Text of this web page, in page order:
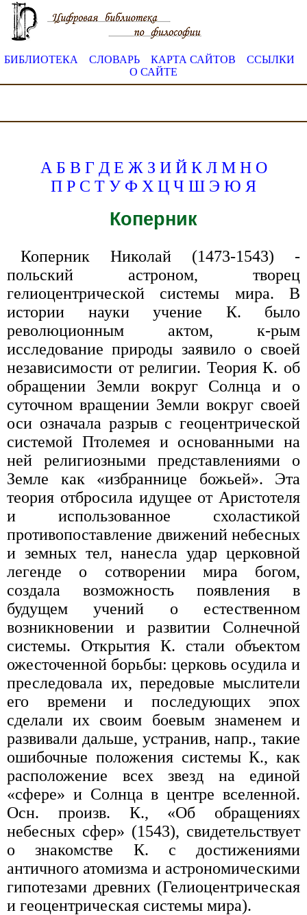
БИБЛИОТЕКА СЛОВАРЬ КАРТА САЙТОВ
ССЫЛКИ
О САЙТЕ
А Б В Г Д Е Ж З И Й К Л М Н О
П Р С Т У Ф Х Ц Ч Ш Э Ю Я
Коперник
Коперник Николай (1473-1543) -
польский астроном, творец
гелиоцентрической системы мира. В
истории науки учение К. было
революционным актом, к-рым
исследование природы заявило о своей
независимости от религии. Теория К. об
обращении Земли вокруг Солнца и о
суточном вращении Земли вокруг своей
оси означала разрыв с геоцентрической
системой Птолемея и основанными на
ней религиозными представлениями о
Земле как «избраннице божьей». Эта
теория отбросила идущее от Аристотеля
и использованное схоластикой
противопоставление движений небесных
и земных тел, нанесла удар церковной
легенде о сотворении мира богом,
создала возможность появления в
будущем учений о естественном
возникновении и развитии Солнечной
системы. Открытия К. стали объектом
ожесточенной борьбы: церковь осудила и
преследовала их, передовые мыслители
его времени и последующих эпох
сделали их своим боевым знаменем и
развивали дальше, устранив, напр., такие
ошибочные положения системы К., как
расположение всех звезд на единой
«сфере» и Солнца в центре вселенной.
Осн. произв. К., «Об обращениях
небесных сфер» (1543), свидетельствует
о знакомстве К. с достижениями
античного атомизма и астрономическими
гипотезами древних (Гелиоцентрическая
и геоцентрическая системы мира).